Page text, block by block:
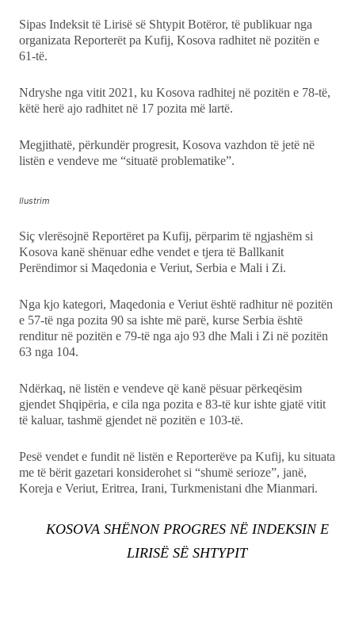
Sipas Indeksit të Lirisë së Shtypit Botëror, të publikuar nga
organizata Reporterët pa Kufij, Kosova radhitet në pozitën e
61-të.
Ndryshe nga vitit 2021, ku Kosova radhitej në pozitën e 78-të,
këtë herë ajo radhitet në 17 pozita më lartë.
Megjithatë, përkundër progresit, Kosova vazhdon të jetë në
listën e vendeve me “situatë problematike”.
Ilustrim
Siç vlerësojnë Reportëret pa Kufij, përparim të ngjashëm si
Kosova kanë shënuar edhe vendet e tjera të Ballkanit
Perëndimor si Maqedonia e Veriut, Serbia e Mali i Zi.
Nga kjo kategori, Maqedonia e Veriut është radhitur në pozitën
e 57-të nga pozita 90 sa ishte më parë, kurse Serbia është
renditur në pozitën e 79-të nga ajo 93 dhe Mali i Zi në pozitën
63 nga 104.
Ndërkaq, në listën e vendeve që kanë pësuar përkeqësim
gjendet Shqipëria, e cila nga pozita e 83-të kur ishte gjatë vitit
të kaluar, tashmë gjendet në pozitën e 103-të.
Pesë vendet e fundit në listën e Reporterëve pa Kufij, ku situata
me të bërit gazetari konsiderohet si “shumë serioze”, janë,
Koreja e Veriut, Eritrea, Irani, Turkmenistani dhe Mianmari.
KOSOVA SHËNON PROGRES NË INDEKSIN E
LIRISË SË SHTYPIT